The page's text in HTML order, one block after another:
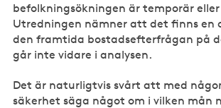
befolkningsökningen är temporär
Utredningen nämner att det finns en
den framtida bostadsefterfrågan på
går inte vidare i analysen.
Det är naturligtvis svårt att med
säkerhet säga något om i vilken mån